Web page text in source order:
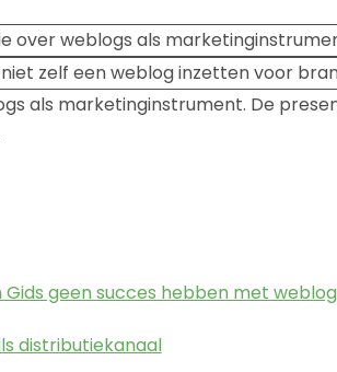
als marketinginstrument. De
Gids geen succes hebben met
distributiekanaal